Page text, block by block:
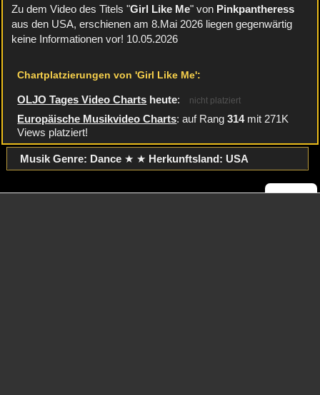
Zu dem Video des Titels "Girl Like Me" von Pinkpantheress
aus den USA, erschienen am 8.Mai 2026 liegen gegenwärtig
keine Informationen vor! 10.05.2026
Chartplatzierungen von 'Girl Like Me':
OLJO Tages Video Charts heute: nicht platziert
Europäische Musikvideo Charts: auf Rang314mit 271K
Views platziert!
Musik Genre: Dance★ ★ Herkunftsland: USA